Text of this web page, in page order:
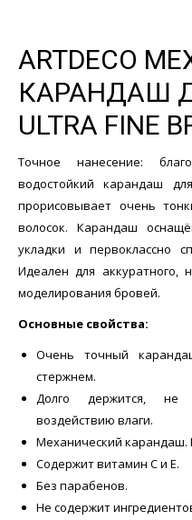
ARTDECO
КАРАНДАШ
ULTRA FINE
Точное нанесение:
водостойкий карандаш
прорисовывает очень
волосок. Карандаш
укладки и первоклассно
Идеален для аккуратного,
моделирования бровей.
Основные свойства:
Очень точный
стержнем.
Долго держится, не
воздействию влаги.
Механический карандаш.
Содержит витамин С и Е.
Без парабенов.
Не содержит